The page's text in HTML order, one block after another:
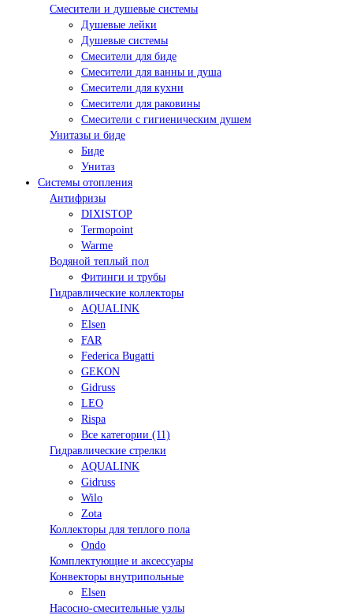
Смесители и душевые системы
Душевые лейки
Душевые системы
Смесители для биде
Смесители для ванны и душа
Смесители для кухни
Смесители для раковины
Смесители с гигиеническим душем
Унитазы и биде
Биде
Унитаз
Системы отопления
Антифризы
DIXISTOP
Termopoint
Warme
Водяной теплый пол
Фитинги и трубы
Гидравлические коллекторы
AQUALINK
Elsen
FAR
Federica Bugatti
GEKON
Gidruss
LEO
Rispa
Все категории (11)
Гидравлические стрелки
AQUALINK
Gidruss
Wilo
Zota
Коллекторы для теплого пола
Ondo
Комплектующие и аксессуары
Конвекторы внутрипольные
Elsen
Насосно-смесительные узлы